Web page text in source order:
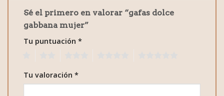
Sé el primero en valorar “gafas dolce
gabbana mujer”
Tu puntuación *
Tu valoración *